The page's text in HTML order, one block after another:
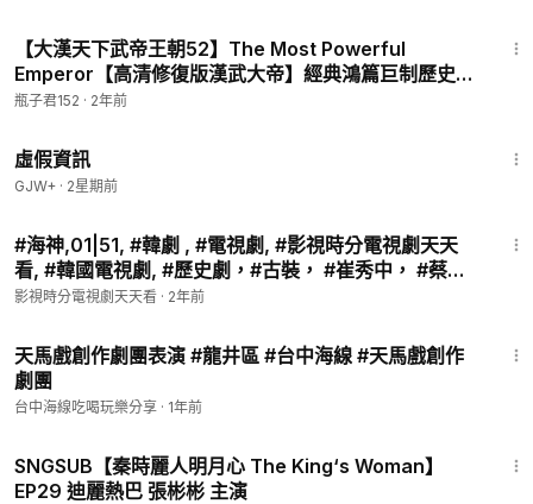
【大漢天下武帝王朝52】The Most Powerful
Emperor【高清修復版漢武大帝】經典鴻篇巨制歷史
劇，陳寶國飾霸氣漢武帝！中央集權大一統，締造盛世
瓶子君152 · 2年前
虛假資訊
GJW+ · 2星期前
#海神,01|51, #韓劇 , #電視劇, #影視時分電視劇天天
看, #韓國電視劇, #歷史劇，#古裝， #崔秀中， #蔡時
羅， #宋一國， #秀愛， #李沇熹 等主演
影視時分電視劇天天看 · 2年前
天馬戲創作劇團表演 #龍井區 #台中海線 #天馬戲創作
劇團
台中海線吃喝玩樂分享 · 1年前
SNGSUB【秦時麗人明月心 The King‘s Woman】
EP29 迪麗熱巴 張彬彬 主演